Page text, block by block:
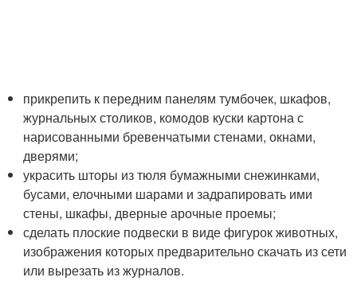
прикрепить к передним панелям тумбочек, шкафов,
журнальных столиков, комодов куски картона с
нарисованными бревенчатыми стенами, окнами,
дверями;
украсить шторы из тюля бумажными снежинками,
бусами, елочными шарами и задрапировать ими
стены, шкафы, дверные арочные проемы;
сделать плоские подвески в виде фигурок животных,
изображения которых предварительно скачать из сети
или вырезать из журналов.